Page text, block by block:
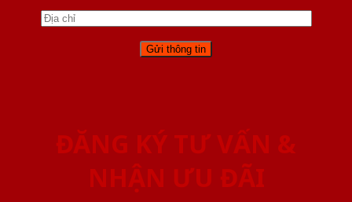
ĐĂNG KÝ TƯ VẤN &
NHẬN ƯU ĐÃI